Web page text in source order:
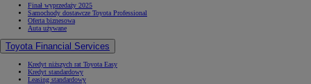
Finał wyprzedaży 2025
Samochody dostawcze Toyota Professional
Oferta biznesowa
Auta używane
Toyota Financial Services
Kredyt niższych rat Toyota Easy
Kredyt standardowy
Leasing standardowy